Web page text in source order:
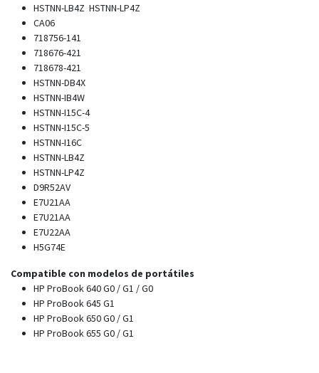
HSTNN-LB4Z HSTNN-LP4Z
CA06
718756-141
718676-421
718678-421
HSTNN-DB4X
HSTNN-IB4W
HSTNN-I15C-4
HSTNN-I15C-5
HSTNN-I16C
HSTNN-LB4Z
HSTNN-LP4Z
D9R52AV
E7U21AA
E7U21AA
E7U22AA
H5G74E
Compatible con modelos de portátiles
HP ProBook 640 G0 / G1 / G0
HP ProBook 645 G1
HP ProBook 650 G0 / G1
HP ProBook 655 G0 / G1